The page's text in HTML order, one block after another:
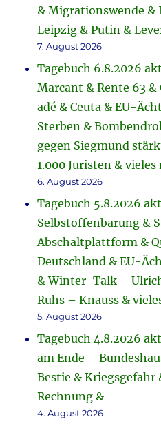
& Migrationswende
Leipzig & Putin &
7. August 2026
Tagebuch 6.8.2026
Marcant & Rente 63
adé & Ceuta & EU-
Sterben &
gegen Siegmund
1.000 Juristen & vieles
6. August 2026
Tagebuch 5.8.2026
Selbstoffenbarung &
Abschaltplattform &
Deutschland & EU-
& Winter-Talk –
Ruhs – Knauss &
5. August 2026
Tagebuch 4.8.2026
am Ende –
Bestie & Kriegsgefahr
Rechnung &
4. August 2026